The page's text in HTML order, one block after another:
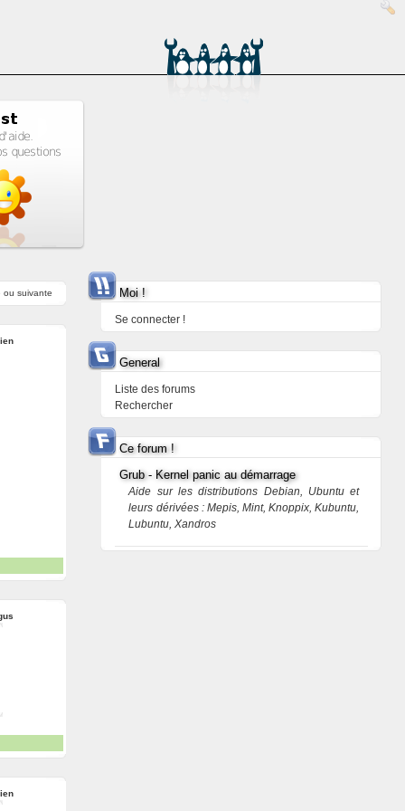
ou suivante Moi !
Se connecter !
General
Liste des forums
Rechercher
Ce forum !
Grub - Kernel panic au démarrage
Aide sur les distributions Debian, Ubuntu et
leurs dérivées : Mepis, Mint, Knoppix, Kubuntu,
Lubuntu, Xandros